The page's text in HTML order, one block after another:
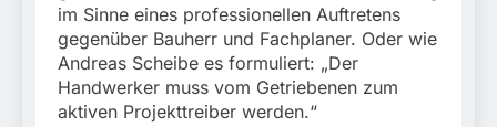
im Sinne eines professionellen Auftretens
gegenüber Bauherr und Fachplaner. Oder wie
Andreas Scheibe es formuliert: „Der
Handwerker muss vom Getriebenen zum
aktiven Projekttreiber werden.“